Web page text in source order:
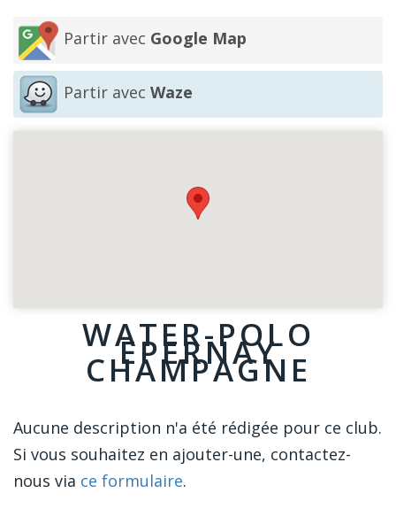
Partir avec Google Map
Partir avec Waze
WATER-POLO
EPERNAY
CHAMPAGNE
Aucune description n'a été rédigée pour ce club.
Si vous souhaitez en ajouter-une, contactez-
nous via ce formulaire.